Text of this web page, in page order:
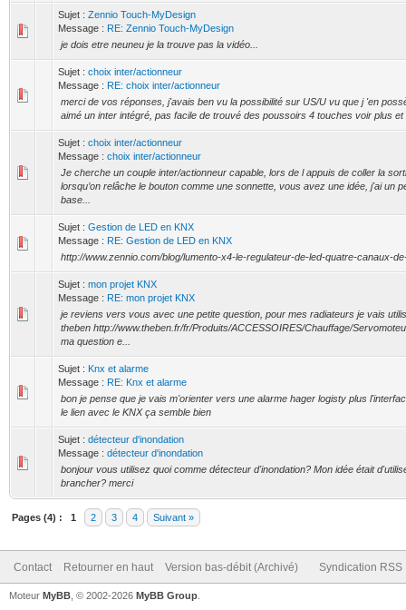
Sujet : Zennio Touch-MyDesign
Message : RE: Zennio Touch-MyDesign
je dois etre neuneu je la trouve pas la vidéo...
Sujet : choix inter/actionneur
Message : RE: choix inter/actionneur
merci de vos réponses, j'avais ben vu la possibilité sur US/U vu que j 'en
aimé un inter intégré, pas facile de trouvé des poussoirs 4 touches voir plus et
Sujet : choix inter/actionneur
Message : choix inter/actionneur
Je cherche un couple inter/actionneur capable, lors de l appuis de coller la
lorsqu’on relâche le bouton comme une sonnette, vous avez une idée, j'ai un
base...
Sujet : Gestion de LED en KNX
Message : RE: Gestion de LED en KNX
http://www.zennio.com/blog/lumento-x4-le-regulateur-de-led-quatre-canaux-
Sujet : mon projet KNX
Message : RE: mon projet KNX
je reviens vers vous avec une petite question, pour mes radiateurs je vais
theben http://www.theben.fr/fr/Produits/ACCESSOIRES/Chauffage/
ma question e...
Sujet : Knx et alarme
Message : RE: Knx et alarme
bon je pense que je vais m'orienter vers une alarme hager logisty plus
le lien avec le KNX ça semble bien
Sujet : détecteur d'inondation
Message : détecteur d'inondation
bonjour vous utilisez quoi comme détecteur d'inondation? Mon idée était
brancher? merci
Pages (4) : 1 2 3 4 Suivant »
Contact Retourner en haut Version bas-débit (Archivé) Syndication RSS
Moteur MyBB , © 2002-2026 MyBB Group